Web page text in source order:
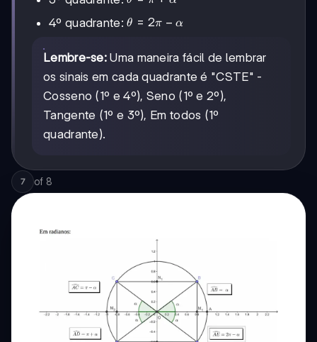
π
-
π
α
4º quadrante:θ
-
α
θ = 2π − α
Lembre-se: Uma maneira fácil de lembrar
os sinais em cada quadrante é "CSTE" -
Cosseno (1º e 4º), Seno (1º e 2º),
Tangente (1º e 3º), Em todos (1º
quadrante).
7 of 8